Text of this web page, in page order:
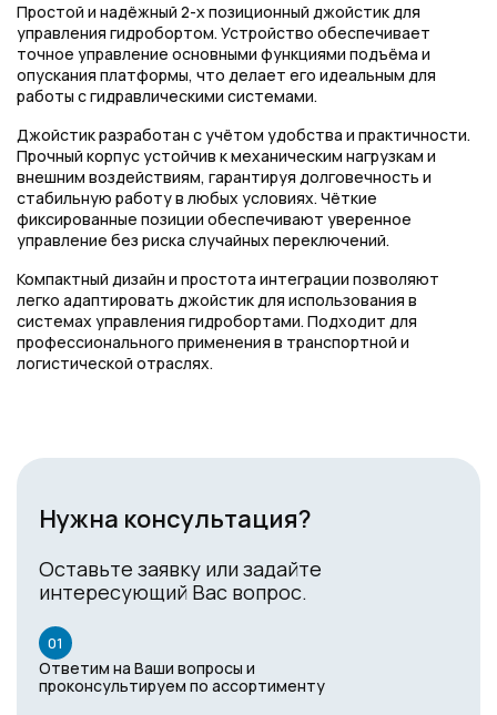
Простой и надёжный 2-х позиционный джойстик для
управления гидробортом. Устройство обеспечивает
точное управление основными функциями подъёма и
опускания платформы, что делает его идеальным для
работы с гидравлическими системами.
Джойстик разработан с учётом удобства и практичности.
Прочный корпус устойчив к механическим нагрузкам и
внешним воздействиям, гарантируя долговечность и
стабильную работу в любых условиях. Чёткие
фиксированные позиции обеспечивают уверенное
управление без риска случайных переключений.
Компактный дизайн и простота интеграции позволяют
легко адаптировать джойстик для использования в
системах управления гидробортами. Подходит для
профессионального применения в транспортной и
логистической отраслях.
Нужна консультация?
Оставьте заявку или задайте
интересующий Вас вопрос.
01
Ответим на Ваши вопросы и
проконсультируем по ассортименту